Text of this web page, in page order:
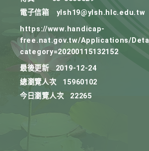
電子信箱
ylsh19@ylsh.hlc.edu.tw
https://www.handicap-
free.nat.gov.tw/Applications/
category=20200115132152
最後更新
2019-12-24
總瀏覽人次
15960102
今日瀏覽人次
22265